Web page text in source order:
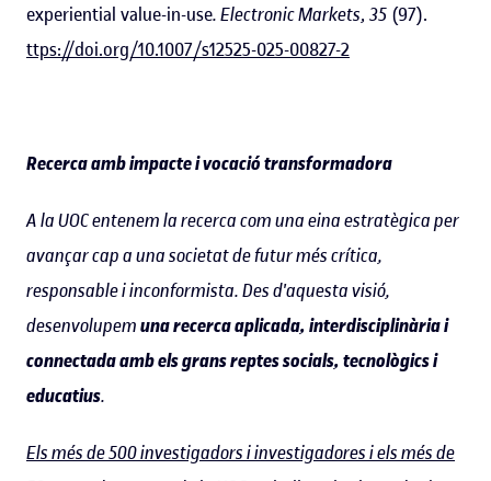
experiential value-in-use. Electronic Markets, 35 (97).
ttps://doi.org/10.1007/s12525-025-00827-2
Recerca amb impacte i vocació transformadora
A la UOC entenem la recerca com una eina estratègica per
avançar cap a una societat de futur més crítica,
responsable i inconformista. Des d'aquesta visió,
desenvolupemuna recerca aplicada, interdisciplinària i
connectada amb els grans reptes socials, tecnològics i
educatius.
Els més de 500 investigadors i investigadores i els més de